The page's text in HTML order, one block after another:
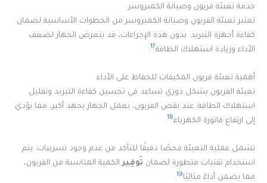
خدمة تعبئة فريون وصيانة الكمبروسر
تعتبر تعبئة الفريون وصيانة الكمبروسر من الخطوات الأساسية لضمان
كفاءة أجهزة التبريد. بدون هذه الإجراءات، قد يتعرض الجهاز لضعف
الأداء وزيادة استهلاك الطاقة17
.
أهمية تعبئة فريون المكيفات للحفاظ على الأداء
تعبئة الفريون بشكل دوري تساعد في تحسين كفاءة التبريد وتقليل
استهلاك الطاقة. عند نقص الفريون، يعمل الجهاز بجهد أكبر، مما يؤدي
إلى ارتفاع فاتورة الكهرباء18
.
تشمل عملية التعبئة فحصًا دقيقًا للتأكد من عدم وجود تسريبات. يتم
استخدام تقنيات متطورة لضمان تَوفِيرالكمية المناسبة من الفريون،
مما يضمن أداءً مثاليًا19
.